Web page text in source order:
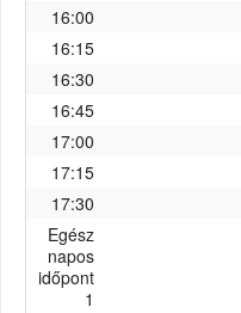
16:00
16:15
16:30
16:45
17:00
17:15
17:30
Egész
napos
időpont
1